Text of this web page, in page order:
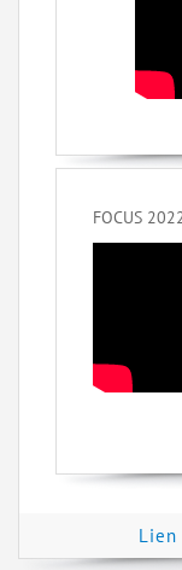
FOCUS
Lien